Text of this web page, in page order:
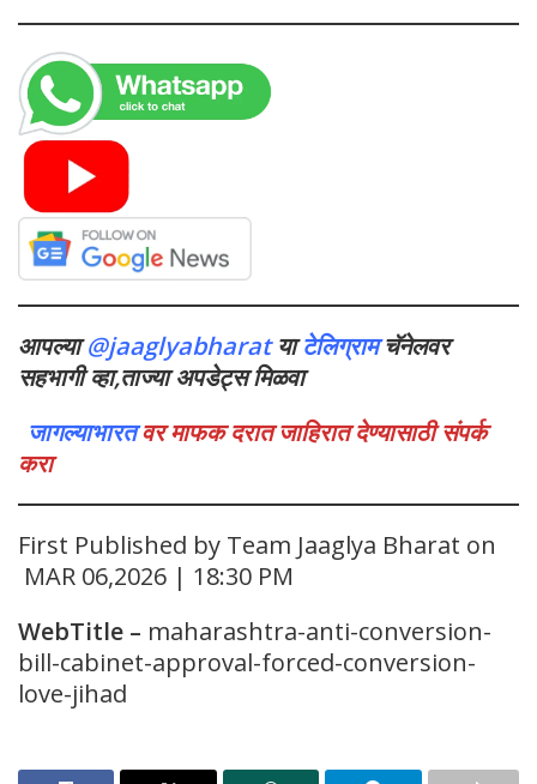
आपल्या@jaaglyabharatयाटेलिग्रामचॅनेलवर
सहभागी व्हा,ताज्या अपडेट्स मिळवा
जागल्याभारतवर माफक दरात जाहिरात देण्यासाठी संपर्क
करा
First Published by Team Jaaglya Bharat on
MAR 06,2026 | 18:30 PM
WebTitle – maharashtra-anti-conversion-
bill-cabinet-approval-forced-conversion-
love-jihad